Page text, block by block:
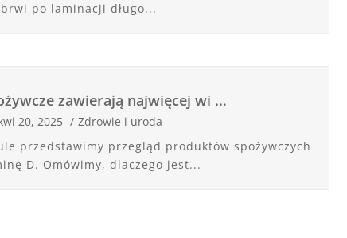
po laminacji długo...
zawierają najwięcej wi …
20, 2025 / Zdrowie i uroda
przedstawimy przegląd produktów spożywczych
D. Omówimy, dlaczego jest...